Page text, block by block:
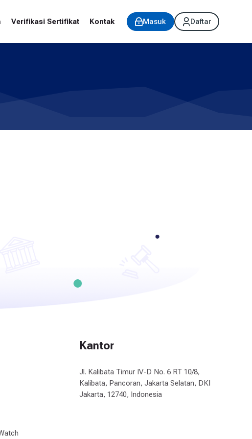
Verifikasi Sertifikat Kontak Masuk Daftar
Kantor
Jl. Kalibata Timur IV-D No. 6 RT 10/8,
Kalibata, Pancoran, Jakarta Selatan, DKI
Jakarta, 12740, Indonesia